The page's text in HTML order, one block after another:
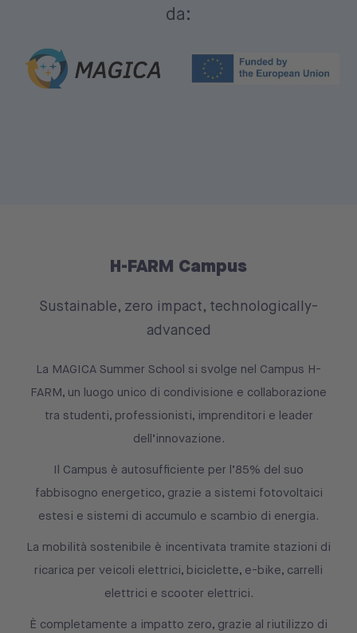
da:
H-FARM Campus
Sustainable, zero impact, technologically-
advanced
La MAGICA Summer School si svolge nel Campus H-
FARM, un luogo unico di condivisione e collaborazione
tra studenti, professionisti, imprenditori e leader
dell’innovazione.
Il Campus è autosufficiente per l’85% del suo
fabbisogno energetico, grazie a sistemi fotovoltaici
estesi e sistemi di accumulo e scambio di energia.
La mobilità sostenibile è incentivata tramite stazioni di
ricarica per veicoli elettrici, biciclette, e-bike, carrelli
elettrici e scooter elettrici.
È completamente a impatto zero, grazie al riutilizzo di